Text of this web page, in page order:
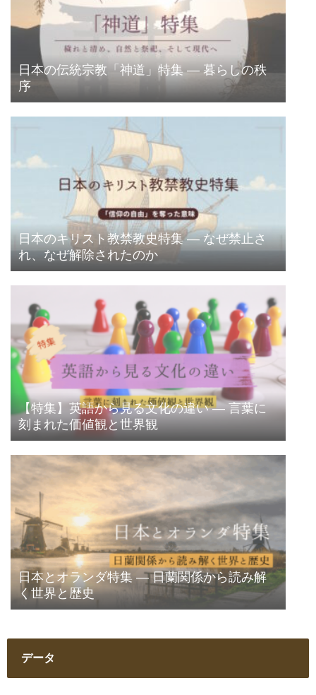
日本の伝統宗教「神道」特集 ― 暮らしの秩
序
日本のキリスト教禁教史特集 ― なぜ禁止さ
れ、なぜ解除されたのか
【特集】英語から見る文化の違い ― 言葉に
刻まれた価値観と世界観
日本とオランダ特集 ― 日蘭関係から読み解
く世界と歴史
データ